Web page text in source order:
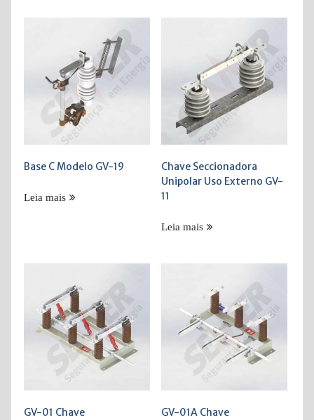
Base C Modelo GV-19
Leia mais
Chave Seccionadora
Unipolar Uso Externo GV-
11
Leia mais
GV-01 Chave
GV-01A Chave